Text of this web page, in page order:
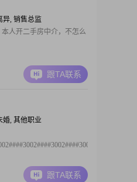
异, 销售总监
人开二手房中介，不怎么
跟TA联系
婚, 其他职业
跟TA联系